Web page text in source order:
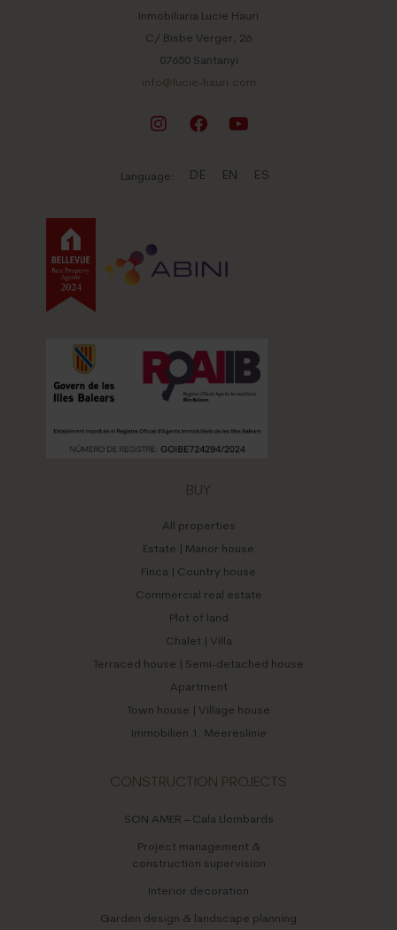
Inmobiliaria Lucie Hauri
C/ Bisbe Verger, 26
07650 Santanyi
info@lucie-hauri.com
Language: DE EN ES
BUY
All properties
Estate | Manor house
Finca | Country house
Commercial real estate
Plot of land
Chalet | Villa
Terraced house | Semi-detached house
Apartment
Town house | Village house
Immobilien 1. Meereslinie
CONSTRUCTION PROJECTS
SON AMER – Cala Llombards
Project management &
construction supervision
Interior decoration
Garden design & landscape planning